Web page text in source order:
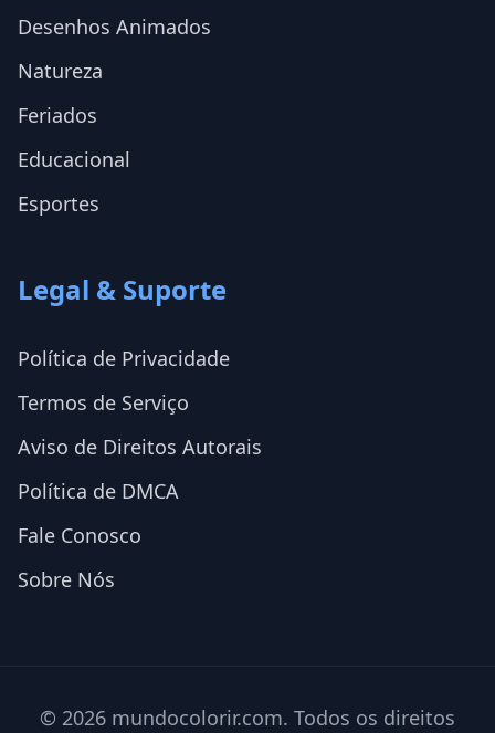
Desenhos Animados
Natureza
Feriados
Educacional
Esportes
Legal & Suporte
Política de Privacidade
Termos de Serviço
Aviso de Direitos Autorais
Política de DMCA
Fale Conosco
Sobre Nós
© 2026 mundocolorir.com. Todos os direitos